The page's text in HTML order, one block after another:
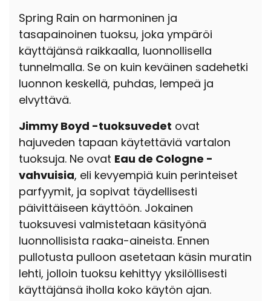
Spring Rain on harmoninen ja
tasapainoinen tuoksu, joka ympäröi
käyttäjänsä raikkaalla, luonnollisella
tunnelmalla. Se on kuin keväinen sadehetki
luonnon keskellä, puhdas, lempeä ja
elvyttävä.
Jimmy Boyd -tuoksuvedet ovat
hajuveden tapaan käytettäviä vartalon
tuoksuja. Ne ovat Eau de Cologne -
vahvuisia, eli kevyempiä kuin perinteiset
parfyymit, ja sopivat täydellisesti
päivittäiseen käyttöön. Jokainen
tuoksuvesi valmistetaan käsityönä
luonnollisista raaka-aineista. Ennen
pullotusta pulloon asetetaan käsin muratin
lehti, jolloin tuoksu kehittyy yksilöllisesti
käyttäjänsä iholla koko käytön ajan.